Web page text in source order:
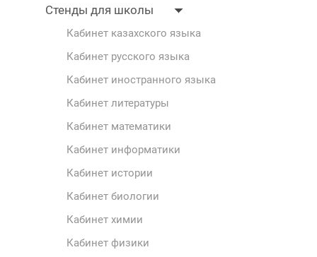
Стенды для школы
Кабинет казахского языка
Кабинет русского языка
Кабинет иностранного языка
Кабинет литературы
Кабинет математики
Кабинет информатики
Кабинет истории
Кабинет биологии
Кабинет химии
Кабинет физики